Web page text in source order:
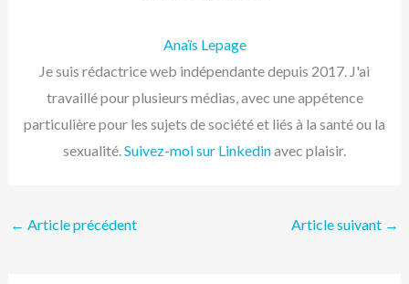
Anaïs Lepage
Je suis rédactrice web indépendante depuis 2017. J'ai
travaillé pour plusieurs médias, avec une appétence
particulière pour les sujets de société et liés à la santé ou la
sexualité. Suivez-moi sur Linkedinavec plaisir.
← Article précédent Article suivant →